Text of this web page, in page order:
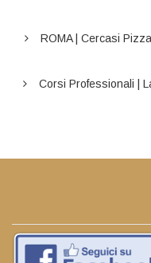
ROMA | Cercasi
Corsi Professionali |